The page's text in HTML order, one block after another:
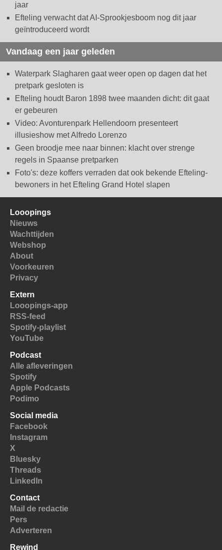
jaar
Efteling verwacht dat AI-Sprookjesboom nog dit jaar
geïntroduceerd wordt
Vandaag een jaar geleden
Waterpark Slagharen gaat weer open op dagen dat het
pretpark gesloten is
Efteling houdt Baron 1898 twee maanden dicht: dit gaat
er gebeuren
Video: Avonturenpark Hellendoorn presenteert
illusieshow met Alfredo Lorenzo
Geen broodje mee naar binnen: klacht over strenge
regels in Spaanse pretparken
Foto's: deze koffers verraden dat ook bekende Efteling-
bewoners in het Efteling Grand Hotel slapen
Looopings
Nieuws
Wachttijden
Webshop
About
Voorkeuren
Privacy
Extern
Looopings-app
RSS-feed
Spotify-playlist
YouTube
Podcast
Alle afleveringen
Spotify
Apple Podcasts
Podimo
Social media
Facebook
Instagram
X
Bluesky
Threads
LinkedIn
Contact
Mail de redactie
Pers
Adverteren
Rewind